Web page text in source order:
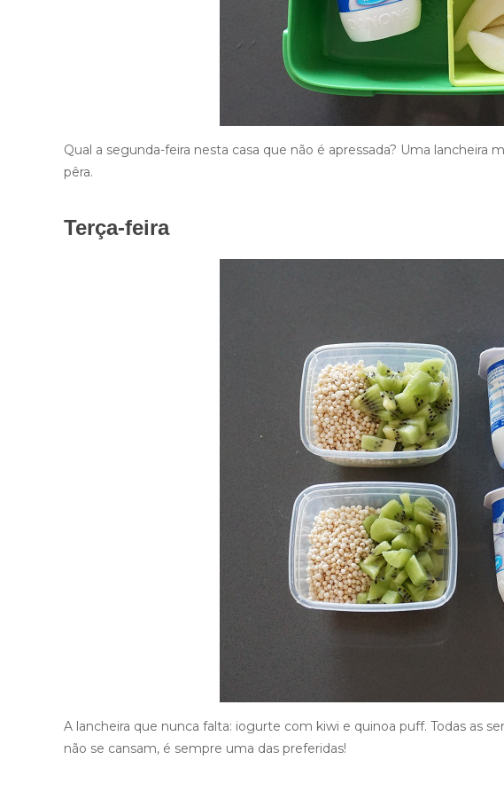
Qual a segunda-feira nesta casa que não é apressada? Uma
pêra.
Terça-feira
A lancheira que nunca falta: iogurte com kiwi e quinoa puff. Todas as
não se cansam, é sempre uma das preferidas!